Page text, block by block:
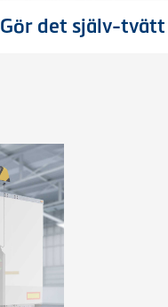
Gör det själv-tvätt